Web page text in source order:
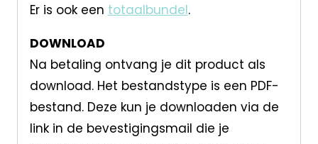
Er is ook een totaalbundel.
DOWNLOAD
Na betaling ontvang je dit product als
download. Het bestandstype is een PDF-
bestand. Deze kun je downloaden via de
link in de bevestigingsmail die je